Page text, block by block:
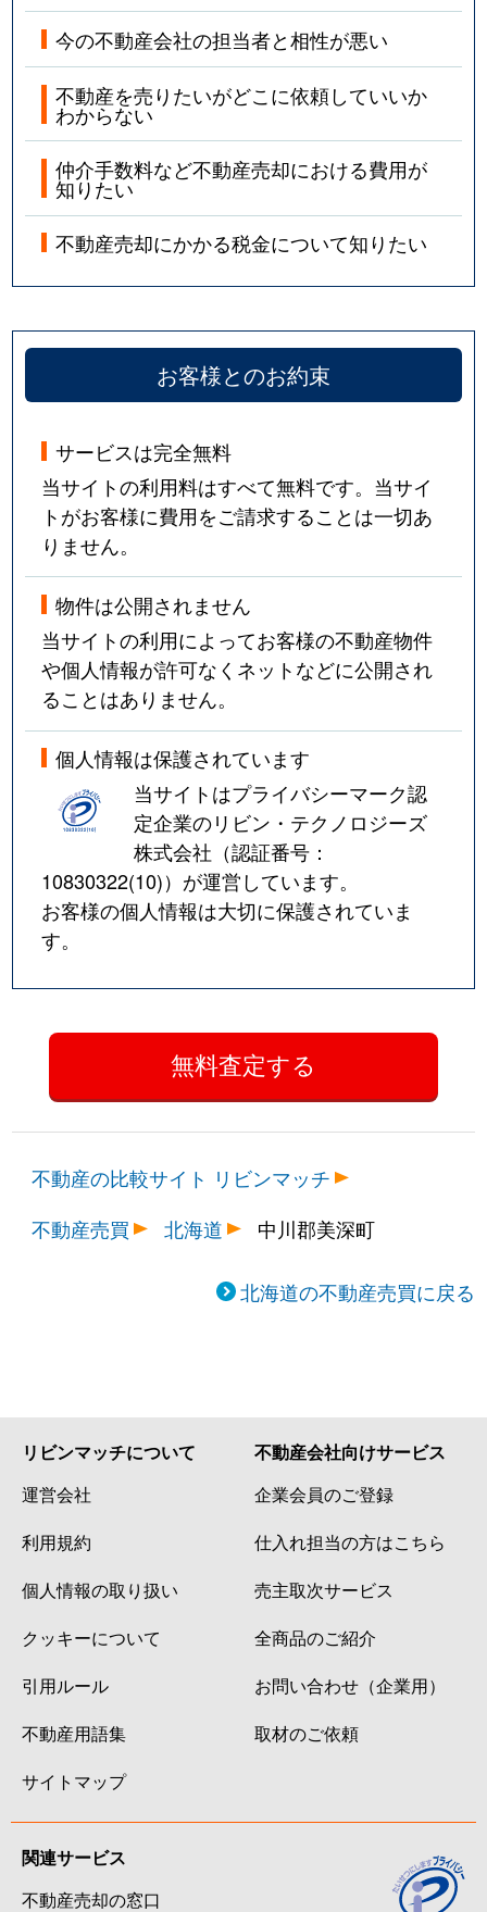
今の不動産会社の担当者と相性が悪い
不動産を売りたいがどこに依頼していいか
わからない
仲介手数料など不動産売却における費用が
知りたい
不動産売却にかかる税金について知りたい
お客様とのお約束
サービスは完全無料
当サイトの利用料はすべて無料です。当サイ
トがお客様に費用をご請求することは一切あ
りません。
物件は公開されません
当サイトの利用によってお客様の不動産物件
や個人情報が許可なくネットなどに公開され
ることはありません。
個人情報は保護されています
当サイトはプライバシーマーク認
定企業のリビン・テクノロジーズ
株式会社（認証番号：
10830322(10)）が運営しています。
お客様の個人情報は大切に保護されていま
す。
不動産の比較サイト リビンマッチ
不動産売買
北海道 中川郡美深町
北海道の不動産売買に戻る
リビンマッチについて
運営会社
利用規約
個人情報の取り扱い
クッキーについて
引用ルール
不動産用語集
サイトマップ
不動産会社向けサービス
企業会員のご登録
仕入れ担当の方はこちら
売主取次サービス
全商品のご紹介
お問い合わせ（企業用）
取材のご依頼
関連サービス
不動産売却の窓口